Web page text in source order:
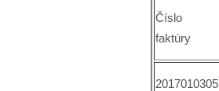
Číslo
faktúry
2017010305